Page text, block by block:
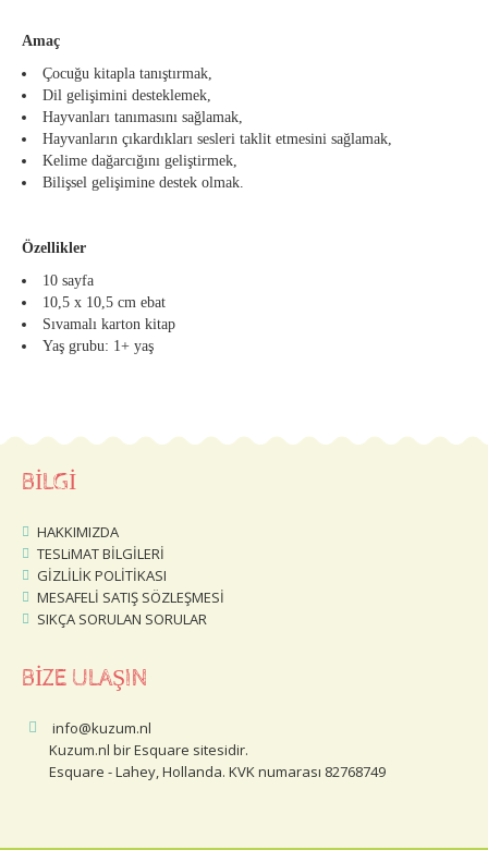
Amaç
Çocuğu kitapla tanıştırmak,
Dil gelişimini desteklemek,
Hayvanları tanımasını sağlamak,
Hayvanların çıkardıkları sesleri taklit etmesini sağlamak,
Kelime dağarcığını geliştirmek,
Bilişsel gelişimine destek olmak.
Özellikler
10 sayfa
10,5 x 10,5 cm ebat
Sıvamalı karton kitap
Yaş grubu: 1+ yaş
BİLGİ
HAKKIMIZDA
TESLiMAT BİLGİLERİ
GİZLİLİK POLİTİKASI
MESAFELİ SATIŞ SÖZLEŞMESİ
SIKÇA SORULAN SORULAR
BİZE ULAŞIN
info@kuzum.nl
Kuzum.nl bir Esquare sitesidir.
Esquare - Lahey, Hollanda. KVK numarası 82768749